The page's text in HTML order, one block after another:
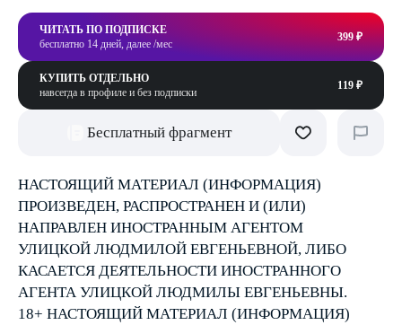
ЧИТАТЬ ПО ПОДПИСКЕ
бесплатно 14 дней, далее /мес
399 ₽
КУПИТЬ ОТДЕЛЬНО
навсегда в профиле и без подписки
119 ₽
Бесплатный фрагмент
НАСТОЯЩИЙ МАТЕРИАЛ (ИНФОРМАЦИЯ)
ПРОИЗВЕДЕН, РАСПРОСТРАНЕН И (ИЛИ)
НАПРАВЛЕН ИНОСТРАННЫМ АГЕНТОМ
УЛИЦКОЙ ЛЮДМИЛОЙ ЕВГЕНЬЕВНОЙ, ЛИБО
КАСАЕТСЯ ДЕЯТЕЛЬНОСТИ ИНОСТРАННОГО
АГЕНТА УЛИЦКОЙ ЛЮДМИЛЫ ЕВГЕНЬЕВНЫ.
18+ НАСТОЯЩИЙ МАТЕРИАЛ (ИНФОРМАЦИЯ)